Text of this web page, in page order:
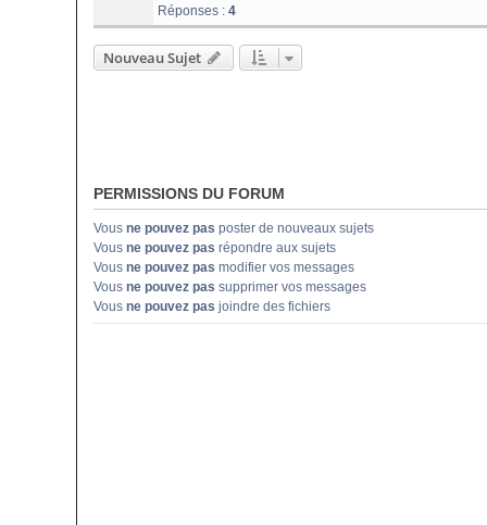
Réponses : 4
Nouveau Sujet
PERMISSIONS DU FORUM
Vous ne pouvez pas poster de nouveaux sujets
Vous ne pouvez pas répondre aux sujets
Vous ne pouvez pas modifier vos messages
Vous ne pouvez pas supprimer vos messages
Vous ne pouvez pas joindre des fichiers